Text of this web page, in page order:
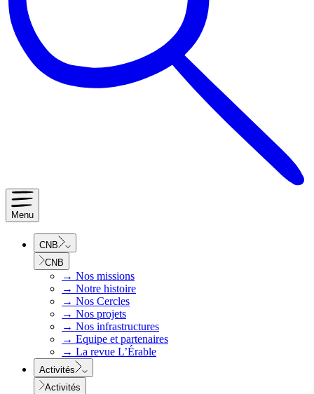
Menu
CNB
CNB
→ Nos missions
→ Notre histoire
→ Nos Cercles
→ Nos projets
→ Nos infrastructures
→ Equipe et partenaires
→ La revue L’Érable
Activités
Activités